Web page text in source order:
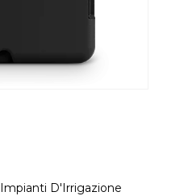
Impianti D'Irrigazione